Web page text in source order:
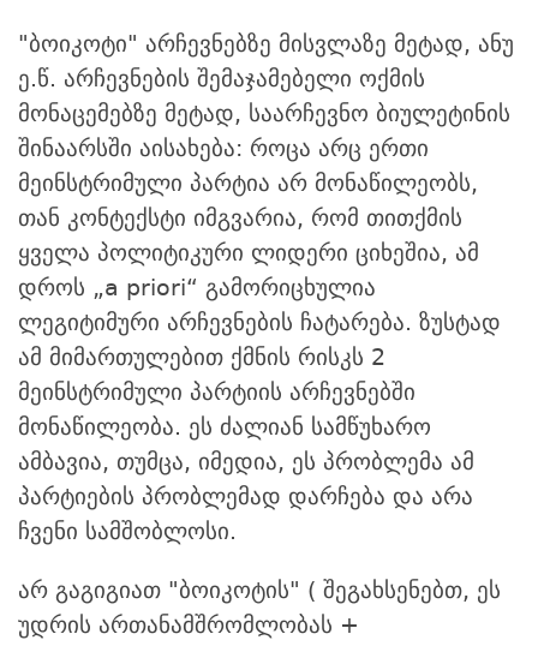
"ბოიკოტი" არჩევნებზე მისვლაზე მეტად, ანუ
ე.წ. არჩევნების შემაჯამებელი ოქმის
მონაცემებზე მეტად, საარჩევნო ბიულეტინის
შინაარსში აისახება: როცა არც ერთი
მეინსტრიმული პარტია არ მონაწილეობს,
თან კონტექსტი იმგვარია, რომ თითქმის
ყველა პოლიტიკური ლიდერი ციხეშია, ამ
დროს „a priori“ გამორიცხულია
ლეგიტიმური არჩევნების ჩატარება. ზუსტად
ამ მიმართულებით ქმნის რისკს 2
მეინსტრიმული პარტიის არჩევნებში
მონაწილეობა. ეს ძალიან სამწუხარო
ამბავია, თუმცა, იმედია, ეს პრობლემა ამ
პარტიების პრობლემად დარჩება და არა
ჩვენი სამშობლოსი.
არ გაგიგიათ "ბოიკოტის" ( შეგახსენებთ, ეს
უდრის ართანამშრომლობას +